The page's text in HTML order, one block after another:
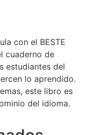
con el BESTE
cuaderno de
estudiantes del
lo aprendido.
este libro es
del idioma.